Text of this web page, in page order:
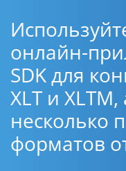
онлайн-
SDK для
XLT и
несколько
форматов